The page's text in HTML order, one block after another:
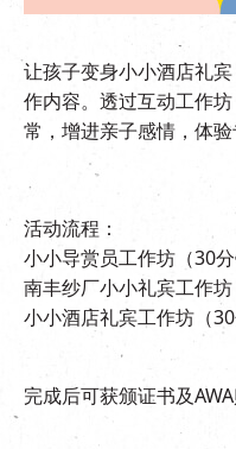
让孩子变身小小酒店礼
作内容。透过互动工作
常，增进亲子感情，体验
活动流程：
小小导赏员工作坊（30
南丰纱厂小小礼宾工作坊
小小酒店礼宾工作坊（
完成后可获颁证书及